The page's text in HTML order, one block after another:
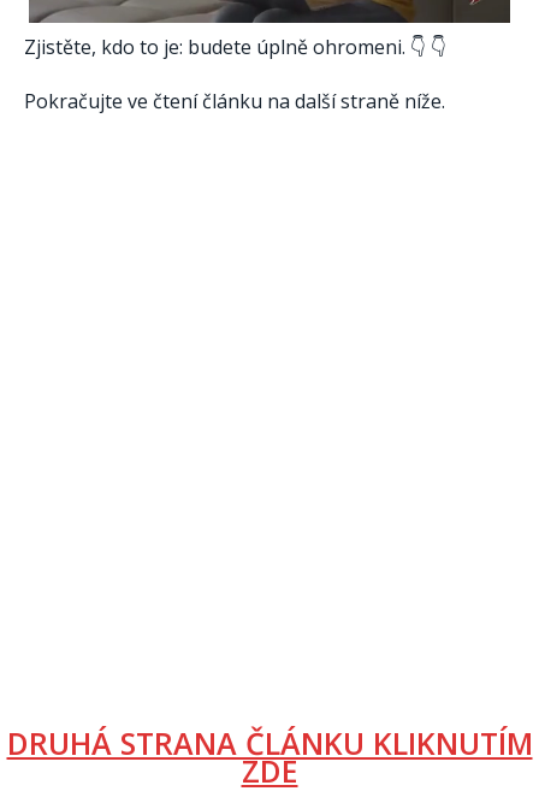
Zjistěte, kdo to je: budete úplně ohromeni. 👇 👇
Pokračujte ve čtení článku na další straně níže.
DRUHÁ STRANA ČLÁNKU KLIKNUTÍM
ZDE